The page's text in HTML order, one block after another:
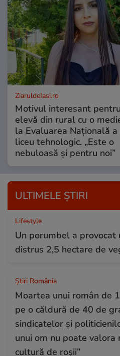
ZiaruldeIasi.ro
Motivul interesant
elevă din rural cu o
la Evaluarea Națională a
liceu tehnologic. „Este o
nebuloasă și pentru noi”
ULTIMELE ȘTIRI
Lifestyle
Un porumbel a provocat
distrus 2,5 hectare de
Știri România
Moartea unui român de
pe o căldură de 40 de
sindicatelor și
unui om nu poate valora
cultură de roșii”